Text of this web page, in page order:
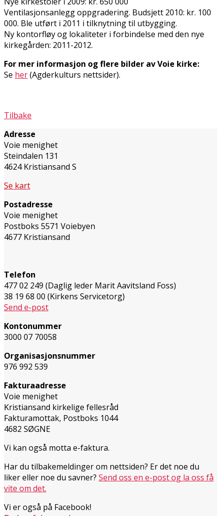
Ventilasjonsanlegg oppgradering. Budsjett 2010: kr. 100
000. Ble utført i 2011 i tilknytning til utbygging.
Ny kontorfløy og lokaliteter i forbindelse med den nye
kirkegården: 2011-2012.
For mer informasjon og flere bilder av Voie kirke:
Se her(Agderkulturs nettsider).
Tilbake
Adresse
Voie menighet
Steindalen 131
4624 Kristiansand S
Se kart
Postadresse
Voie menighet
Postboks 5571 Voiebyen
4677 Kristiansand
Telefon
477 02 249 (Daglig leder Marit Aavitsland Foss)
38 19 68 00 (Kirkens Servicetorg)
Send e-post
Kontonummer
3000 07 70058
Organisasjonsnummer
976 992 539
Fakturaadresse
Voie menighet
Kristiansand kirkelige fellesråd
Fakturamottak, Postboks 1044
4682 SØGNE
Vi kan også motta e-faktura.
Har du tilbakemeldinger om nettsiden? Er det noe du
liker eller noe du savner? Send oss en e-post og la oss få
vite om det.
Vi er også på Facebook!